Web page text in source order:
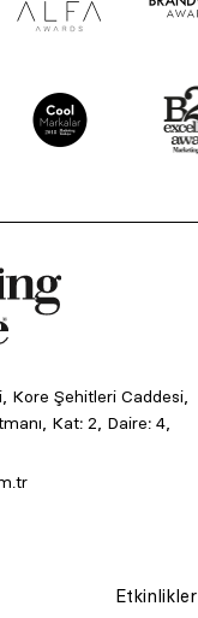
Kore Şehitleri Caddesi,
Kat: 2, Daire: 4,
Etkinlikler